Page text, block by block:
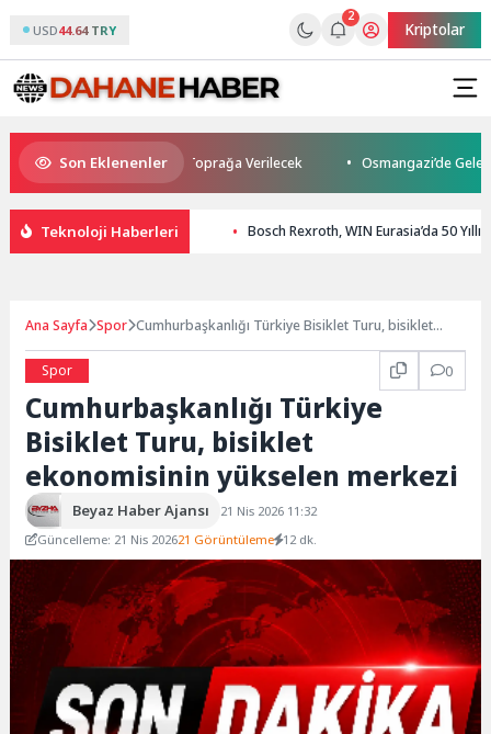
USD44.64 TRY
2
Kriptolar
Son Eklenenler
Makedonya’da Toprağa Verilecek Osmangazi’de Geleceğin
Teknoloji Haberleri Bosch Rexroth, WIN Eurasia’da 50
Ana Sayfa Spor Cumhurbaşkanlığı Türkiye Bisiklet Turu, bisiklet
Spor
0
Cumhurbaşkanlığı Türkiye
Bisiklet Turu, bisiklet
ekonomisinin yükselen merkezi
Beyaz Haber Ajansı
21 Nis 2026 11:32
Güncelleme: 21 Nis 202621 Görüntüleme 12 dk.